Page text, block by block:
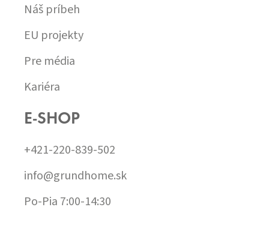
Náš príbeh
EU projekty
Pre média
Kariéra
E-SHOP
+421-220-839-502
info@grundhome.sk
Po-Pia 7:00-14:30